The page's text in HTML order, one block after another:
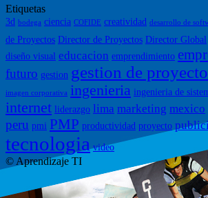
Etiquetas
3d bodega ciencia COFIDE creatividad desarrollo de
de Proyectos Director de Proyectos Director Global
diseño visual educacion emprendimiento
futuro gestion gestion de
imagen corporativa ingenieria ingenieria de
internet liderazgo lima marketing mexico
peru pmi PMP productividad proyecto
tecnologia video
© Aprendizaje TI